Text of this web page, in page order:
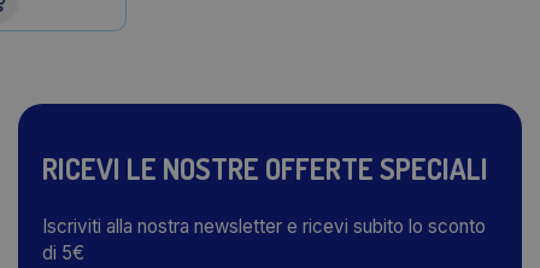
RICEVI LE NOSTRE OFFERTE SPECIALI
Iscriviti alla nostra newsletter e ricevi subito lo sconto
di 5€